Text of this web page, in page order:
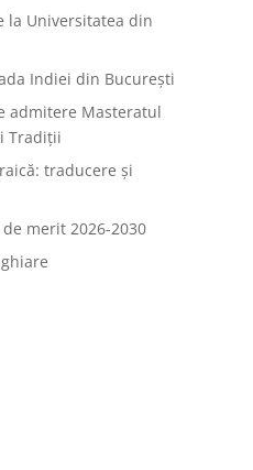
la Universitatea din
Indiei din București
admitere Masteratul
Tradiții
traducere și
merit 2026-2030